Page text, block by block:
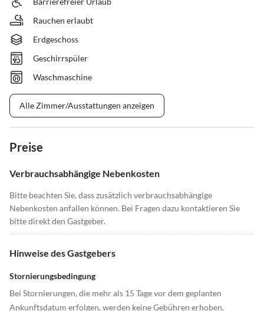
Rauchen erlaubt
Erdgeschoss
Geschirrspüler
Waschmaschine
Alle Zimmer/Ausstattungen anzeigen
Preise
Verbrauchsabhängige Nebenkosten
Bitte beachten Sie, dass zusätzlich verbrauchsabhängige
Nebenkosten anfallen können. Bei Fragen dazu kontaktieren Sie
bitte direkt den Gastgeber.
Hinweise des Gastgebers
Stornierungsbedingung
Bei Stornierungen, die mehr als 15 Tage vor dem geplanten
Ankunftsdatum erfolgen, werden keine Gebühren erhoben.